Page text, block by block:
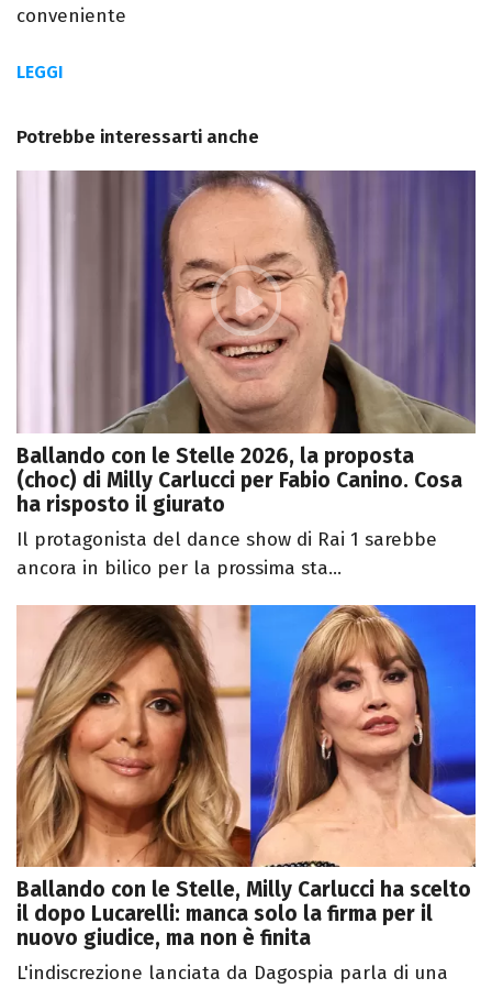
conveniente
LEGGI
Potrebbe interessarti anche
Ballando con le Stelle 2026, la proposta
(choc) di Milly Carlucci per Fabio Canino. Cosa
ha risposto il giurato
Il protagonista del dance show di Rai 1 sarebbe
ancora in bilico per la prossima sta...
Ballando con le Stelle, Milly Carlucci ha scelto
il dopo Lucarelli: manca solo la firma per il
nuovo giudice, ma non è finita
L'indiscrezione lanciata da Dagospia parla di una